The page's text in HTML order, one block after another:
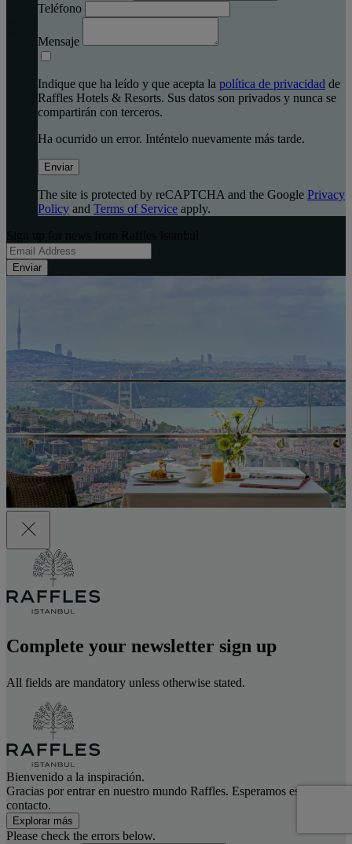
Teléfono
Mensaje
Indique que ha leído y que acepta la política de privacidad de
Raffles Hotels & Resorts. Sus datos son privados y nunca se
compartirán con terceros.
Ha ocurrido un error. Inténtelo nuevamente más tarde.
Enviar
The site is protected by reCAPTCHA and the Google Privacy
Policy and Terms of Service apply.
Enviar
Complete your newsletter sign up
All fields are mandatory unless otherwise stated.
Bienvenido a la inspiración.
Gracias por entrar en nuestro mundo Raffles. Esperamos estar en
contacto.
Explorar más
Please check the errors below.